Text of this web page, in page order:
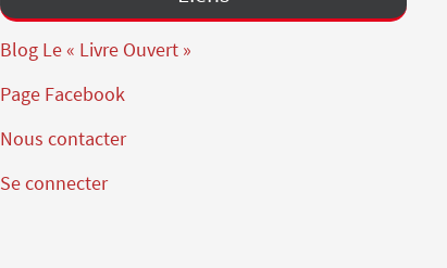
Blog Le « Livre Ouvert »
Page Facebook
Nous contacter
Se connecter